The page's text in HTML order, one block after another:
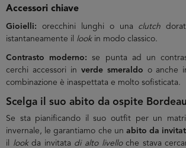
Accessori chiave
Gioielli: orecchini lunghi o una clutch
istantaneamente il lookin modo classico.
Contrasto moderno: se punta ad un
cerchi accessori in verde smeraldo o anche
combinazione è inaspettata e molto sofisticata.
Scelga il suo abito da ospite
Se sta pianificando il suo outfit per un
invernale, le garantiamo che un abito da
il
lookda invitata di alto livelloche stava